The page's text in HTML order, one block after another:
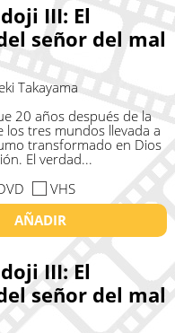
III: El
señor del mal
Takayama
20 años después de la
los tres mundos llevada a
transformado en Dios
El verdad...
VHS
AÑADIR
III: El
señor del mal